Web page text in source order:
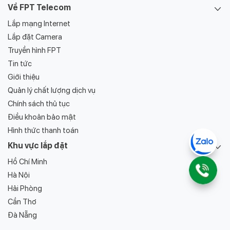
Bảng giá gói cước lắp
Internet Wi-Fi FPT tại Thanh
Hóa
Hiện nay, FPT đang cung cấp đa dạng các gói cước Internet
phù hợp với nhiều nhu cầu khác nhau - từ các gói cơ bản cho
cá nhân, hộ gia đình, đến những gói chuyên biệt dành cho
game thủ và doanh nghiệp. Hãy cùng tham khảo chi tiết các
gói cước dưới đây để chọn lựa giải pháp phù hợp nhất cho bạn:
Gói Internet FPT cá nhân
Gói
Giá cước
Về FPT Telecom
Lắp mạng Internet
Lắp đặt Camera
Truyền hình FPT
Tin tức
Giới thiệu
Quản lý chất lượng dịch vụ
Chính sách thủ tục
Điều khoản bảo mật
Hình thức thanh toán
Khu vực lắp đặt
Hồ Chí Minh
Hà Nội
Hải Phòng
Cần Thơ
Đà Nẵng